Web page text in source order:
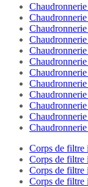
Corps de filtre
Corps de filtre
Corps de filtre
Corps de filtre